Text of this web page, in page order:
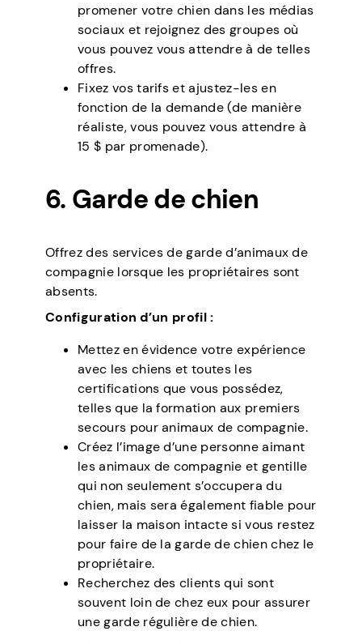
promener votre chien dans les médias
sociaux et rejoignez des groupes où
vous pouvez vous attendre à de telles
offres.
Fixez vos tarifs et ajustez-les en
fonction de la demande (de manière
réaliste, vous pouvez vous attendre à
15 $ par promenade).
6. Garde de chien
Offrez des services de garde d’animaux de
compagnie lorsque les propriétaires sont
absents.
Configuration d’un profil :
Mettez en évidence votre expérience
avec les chiens et toutes les
certifications que vous possédez,
telles que la formation aux premiers
secours pour animaux de compagnie.
Créez l’image d’une personne aimant
les animaux de compagnie et gentille
qui non seulement s’occupera du
chien, mais sera également fiable pour
laisser la maison intacte si vous restez
pour faire de la garde de chien chez le
propriétaire.
Recherchez des clients qui sont
souvent loin de chez eux pour assurer
une garde régulière de chien.